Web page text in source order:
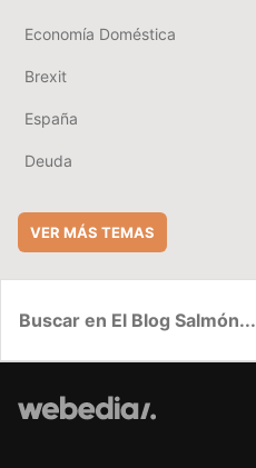
Economía Doméstica
Brexit
España
Deuda
VER MÁS TEMAS